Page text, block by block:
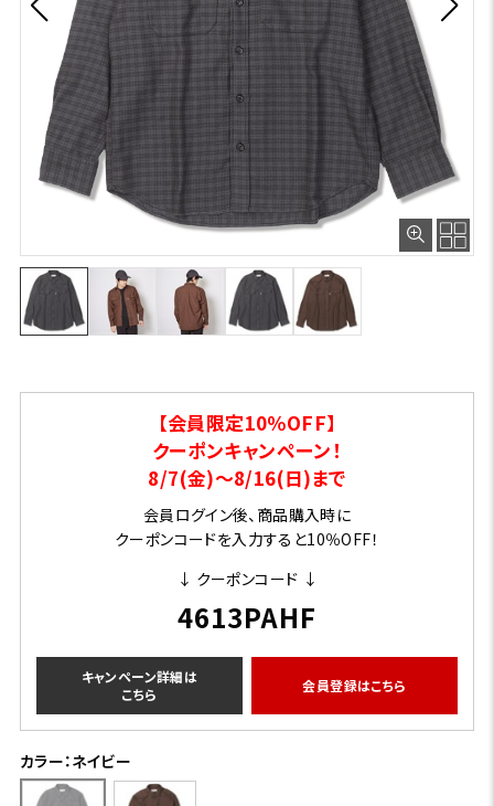
【会員限定10％OFF】
クーポンキャンペーン！
8/7(金)～8/16(日)まで
会員ログイン後、商品購入時に
クーポンコードを入力すると10％OFF！
↓ クーポンコード ↓
4613PAHF
キャンペーン詳細は
こちら
会員登録はこちら
カラー：ネイビー